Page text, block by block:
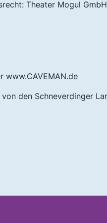
Theater Mogul GmbH
www.CAVEMAN.de
den Schneverdinger